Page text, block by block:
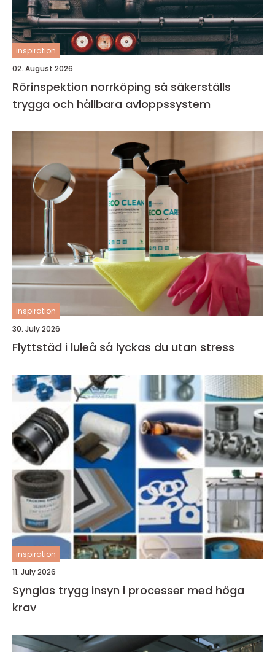
inspiration
02. August 2026
Rörinspektion norrköping så säkerställs
trygga och hållbara avloppssystem
inspiration
30. July 2026
Flyttstäd i luleå så lyckas du utan stress
inspiration
11. July 2026
Synglas trygg insyn i processer med höga
krav